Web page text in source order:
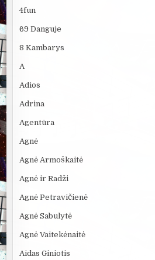
4fun
69 Danguje
8 Kambarys
A
Adios
Adrina
Agentūra
Agnė
Agnė Armoškaitė
Agnė ir Radži
Agnė Petravičienė
Agnė Sabulytė
Agnė Vaitekėnaitė
Aidas Giniotis